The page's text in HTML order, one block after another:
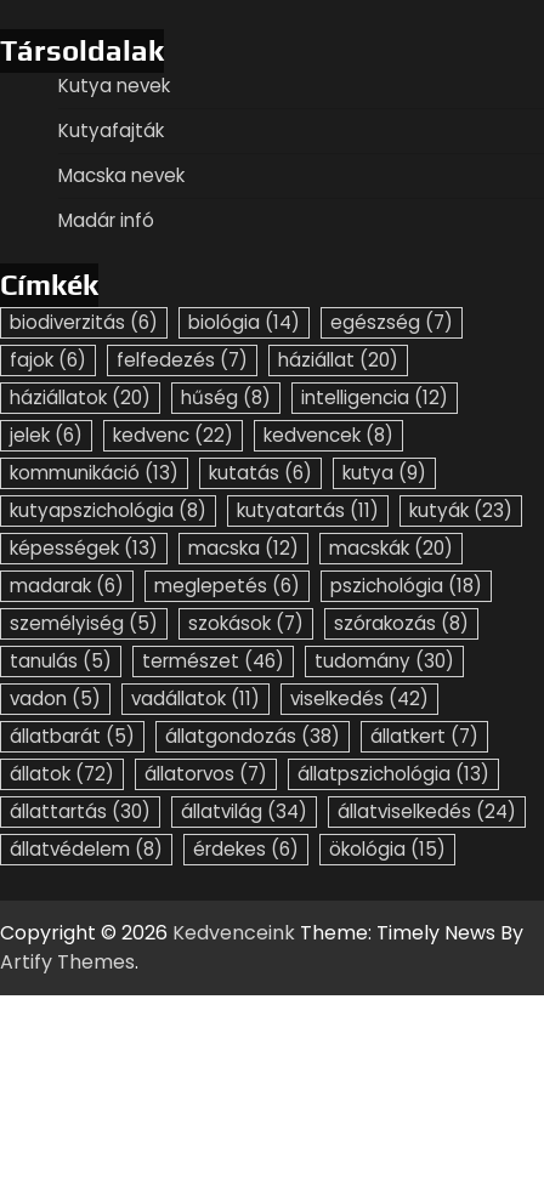
Társoldalak
Kutya nevek
Kutyafajták
Macska nevek
Madár infó
Címkék
biodiverzitás (6) biológia (14) egészség (7)
fajok (6) felfedezés (7) háziállat (20)
háziállatok (20) hűség (8) intelligencia (12)
jelek (6) kedvenc (22) kedvencek (8)
kommunikáció (13) kutatás (6) kutya (9)
kutyapszichológia (8) kutyatartás (11) kutyák (23)
képességek (13) macska (12) macskák (20)
madarak (6) meglepetés (6) pszichológia (18)
személyiség (5) szokások (7) szórakozás (8)
tanulás (5) természet (46) tudomány (30)
vadon (5) vadállatok (11) viselkedés (42)
állatbarát (5) állatgondozás (38) állatkert (7)
állatok (72) állatorvos (7) állatpszichológia (13)
állattartás (30) állatvilág (34) állatviselkedés (24)
állatvédelem (8) érdekes (6) ökológia (15)
Copyright © 2026 Kedvenceink Theme: Timely News By
Artify Themes.